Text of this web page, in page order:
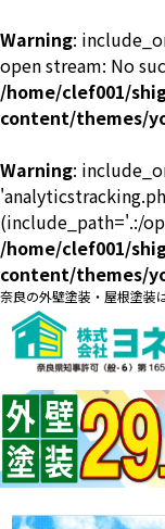
Warning:
open stream: No
/home/clef001/
content/themes/
Warning:
(include_path='.:/
/home/clef001/
content/themes/
奈良の外壁塗装・屋根塗装
料金一覧
来店予約
Home